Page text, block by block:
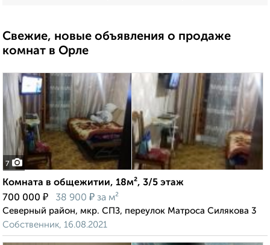
Свежие, новые объявления о продаже
комнат в Орле
7
Комната в общежитии, 18м², 3/5 этаж
700 000 ₽ 38 900 ₽ за м²
Северный район, мкр. СПЗ, переулок Матроса Силякова 3
Собственник, 16.08.2021